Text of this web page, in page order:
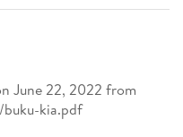
June 22, 2022 from
kia.pdf